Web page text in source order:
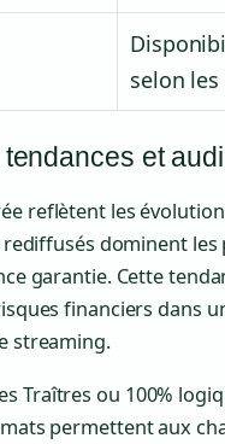
selon
et
reflètent les
dominent
garantie. Cette
financiers dans
streaming.
Traîtres ou 100%
permettent aux